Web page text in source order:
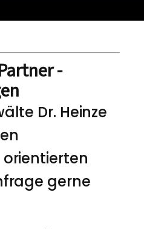
-
Dr. Heinze
gerne